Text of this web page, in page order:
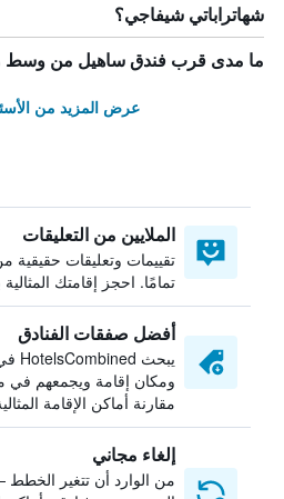
شهاتراباتي شيفاجي؟
ما مدى قرب فندق ساهيل من وسط
عرض المزيد من
الملايين من التعليقات
تقييمات وتعليقات حقيقية
تمامًا. احجز إقامتك
أفضل صفقات الفنادق
ومكان إقامة ويجمعهم
مقارنة أماكن الإقامة
إلغاء مجاني
من الوارد أن تتغير